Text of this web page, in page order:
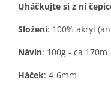
Uháčkujte si z ní
Složení: 100% akryl
Návin: 100g - ca 170m
Háček: 4-6mm